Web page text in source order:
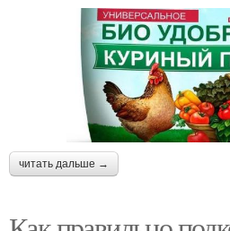
читать дальше →